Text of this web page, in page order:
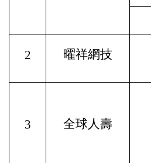
2 曜祥網技
3 全球人壽